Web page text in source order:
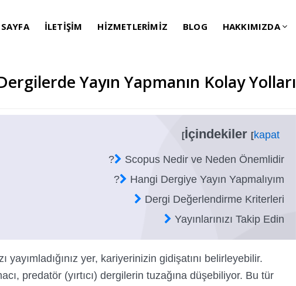
İLETİŞİM HİZMETLERİMİZ BLOG HAKKIMIZDA
Yayın Yapmanın Kolay Yolları
İçindekiler [kapat
]
Scopus Nedir ve Neden Önemlidir?
Hangi Dergiye Yayın Yapmalıyım?
Dergi Değerlendirme Kriterleri
Yayınlarınızı Takip Edin
yayımladığınız yer, kariyerinizin gidişatını belirleyebilir.
predatör (yırtıcı) dergilerin tuzağına düşebiliyor. Bu tür